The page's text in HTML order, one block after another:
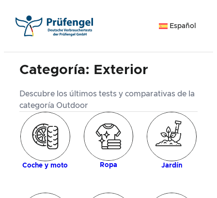
contenido
Español
Categoría: Exterior
Descubre los últimos tests y comparativas de la
categoría Outdoor
Coche y moto Ropa Jardín